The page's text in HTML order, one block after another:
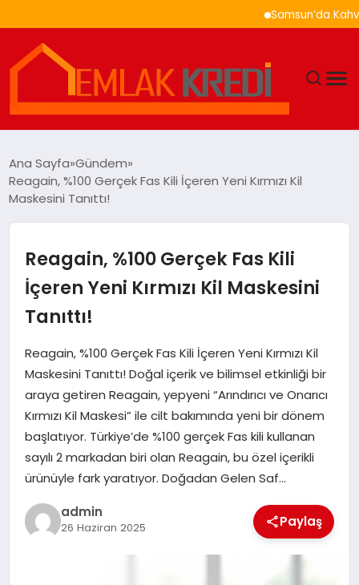
Samsun’da Kahvaltı
EKONOMI
EĞITIM
MAGAZIN
SAĞLIK
SIYASET
SPOR
TEKNOLOJI
YAŞAM
Ana Sayfa Gündem
Reagain, %100 Gerçek Fas Kili İçeren Yeni Kırmızı Kil
Maskesini Tanıttı!
Reagain, %100 Gerçek Fas Kili
İçeren Yeni Kırmızı Kil Maskesini
Tanıttı!
Reagain, %100 Gerçek Fas Kili İçeren Yeni Kırmızı Kil
Maskesini Tanıttı! Doğal içerik ve bilimsel etkinliği bir
araya getiren Reagain, yepyeni “Arındırıcı ve Onarıcı
Kırmızı Kil Maskesi” ile cilt bakımında yeni bir dönem
başlatıyor. Türkiye’de %100 gerçek Fas kili kullanan
sayılı 2 markadan biri olan Reagain, bu özel içerikli
ürünüyle fark yaratıyor. Doğadan Gelen Saf…
admin
26 Haziran 2025 Paylaş